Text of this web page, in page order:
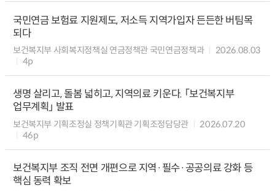
국민연금 보험료 지원제도, 저소득 지역가입자 든든한 버팀목
되다
보건복지부 사회복지정책실 연금정책관 국민연금정책과
2026.08.03
4p
생명 살리고, 돌봄 넓히고, 지역의료 키운다. 「보건복지부
업무계획」 발표
보건복지부 기획조정실 정책기획관 기획조정담당관
2026.07.20
46p
보건복지부 조직 전면 개편으로 지역·필수·공공의료 강화 등
핵심 동력 확보